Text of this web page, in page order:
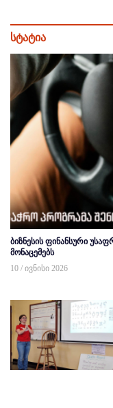
სტატია
ბიზნესის ფინანსური
მონაცემებს
10 / ივნისი 2026